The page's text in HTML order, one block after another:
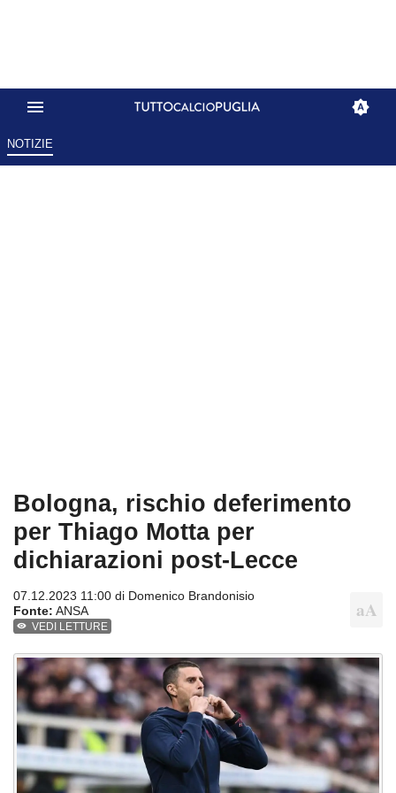
NOTIZIE
Bologna, rischio deferimento
per Thiago Motta per
dichiarazioni post-Lecce
07.12.2023 11:00 di Domenico Brandonisio
Fonte: ANSA
VEDI LETTURE